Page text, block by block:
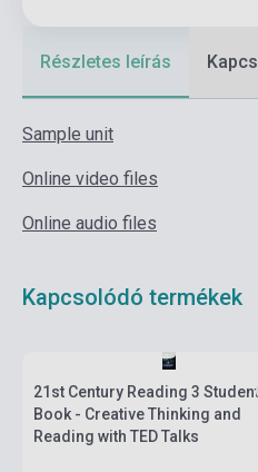
Részletes leírás
Sample unit
Online video files
Online audio files
Kapcsolódó termékek
21st Century Reading 3
Book - Creative Thinking and
Reading with TED Talks